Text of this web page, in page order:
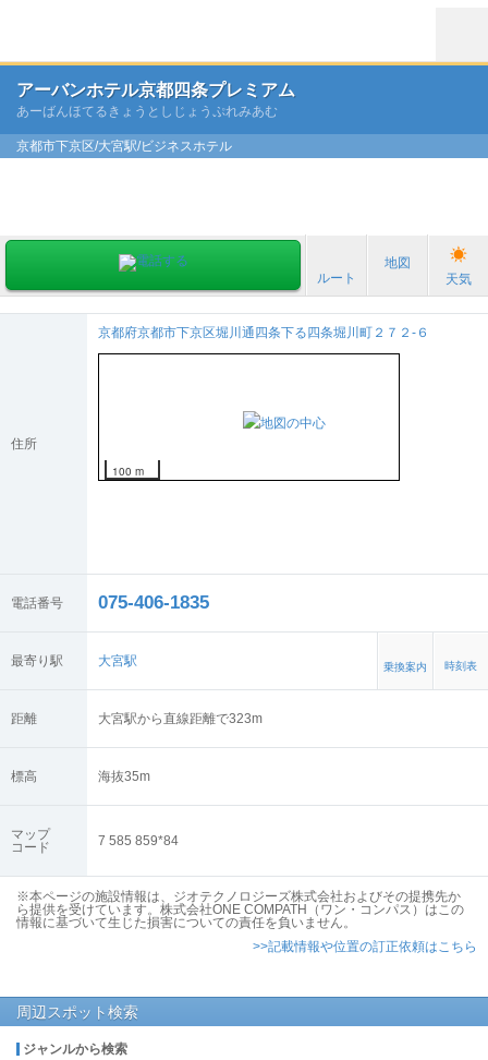
アーバンホテル京都四条プレミアム
あーばんほてるきょうとしじょうぷれみあむ
京都市下京区/大宮駅/ビジネスホテル
ルート
地図
天気
住所
京都府京都市下京区堀川通四条下る四条堀川町２７２-６
100 m
電話番号 075-406-1835
最寄り駅 大宮駅 乗換案内 時刻表
距離 大宮駅から直線距離で323m
標高 海抜35m
マップ
コード
7 585 859*84
※本ページの施設情報は、ジオテクノロジーズ株式会社およびその提携先か
ら提供を受けています。株式会社ONE COMPATH（ワン・コンパス）はこの
情報に基づいて生じた損害についての責任を負いません。
>>記載情報や位置の訂正依頼はこちら
周辺スポット検索
ジャンルから検索